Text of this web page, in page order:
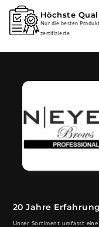
Höchste
Nur die besten
zertifizierte
20 Jahre Erfahrung
Unser Sortiment umfasst